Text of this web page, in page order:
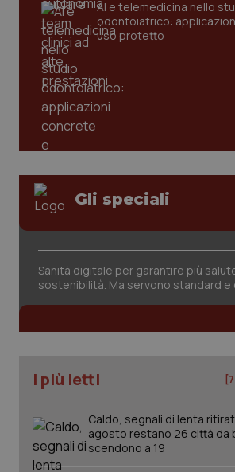
AI e telemedicina nello
odontoiatrico:
uso protetto
Gli speciali
Sanità digitale per garantire più
sostenibilità. Ma servono standard e
I più letti
Caldo, segnali di lenta
agosto restano 26 città da
scendono a 19
tracking-sites-ironfish-